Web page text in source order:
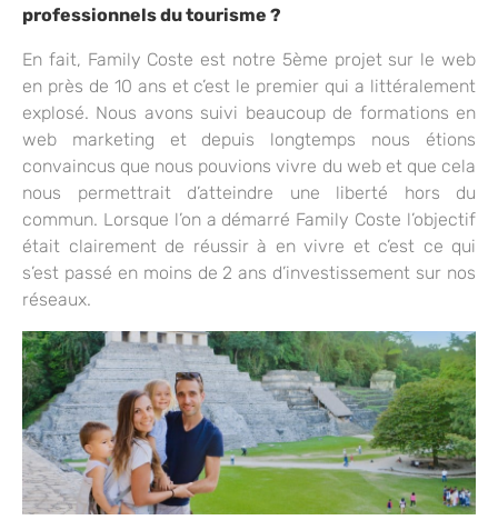
professionnels du tourisme ?
En fait, Family Coste est notre 5ème projet sur le web
en près de 10 ans et c’est le premier qui a littéralement
explosé. Nous avons suivi beaucoup de formations en
web marketing et depuis longtemps nous étions
convaincus que nous pouvions vivre du web et que cela
nous permettrait d’atteindre une liberté hors du
commun. Lorsque l’on a démarré Family Coste l’objectif
était clairement de réussir à en vivre et c’est ce qui
s’est passé en moins de 2 ans d’investissement sur nos
réseaux.